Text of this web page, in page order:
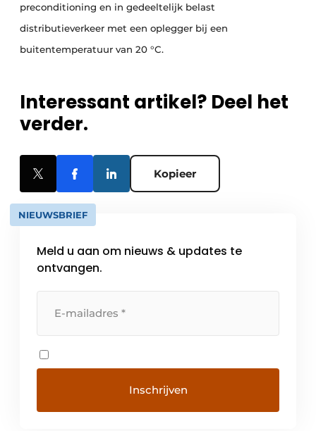
preconditioning en in gedeeltelijk belast
distributieverkeer met een oplegger bij een
buitentemperatuur van 20 °C.
Interessant artikel? Deel het
verder.
Kopieer
NIEUWSBRIEF
Meld u aan om nieuws & updates te
ontvangen.